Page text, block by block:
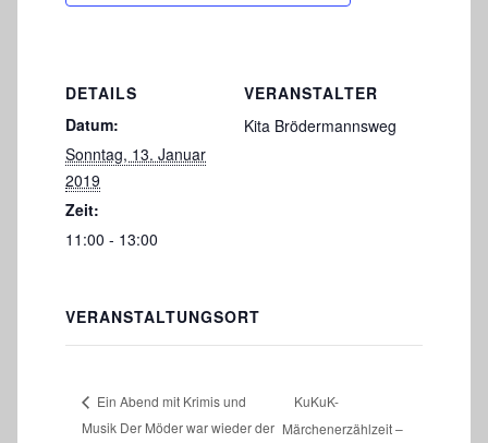
DETAILS
Datum:
Sonntag, 13. Januar
2019
Zeit:
11:00 - 13:00
VERANSTALTER
Kita Brödermannsweg
VERANSTALTUNGSORT
Ein Abend mit Krimis und
Musik Der Möder war wieder der
KuKuK-
Märchenerzählzeit –